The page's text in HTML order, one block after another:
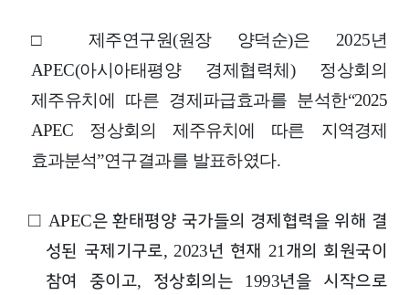
□ 제주연구원(원장 양덕순)은 2025년
APEC(아시아태평양 경제협력체 ) 정상회의
제주유치에 따른 경제파급효과를 분석한“2025
APEC 정상회의 제주유치에 따른 지역경제
효과분석”연구결과를 발표하였다.
□ APEC은 환태평양 국가들의 경제협력을 위해 결
성된 국제기구로, 2023년 현재 21 개의 회원국이
참여 중이고, 정상회의는 1993년을 시작으로